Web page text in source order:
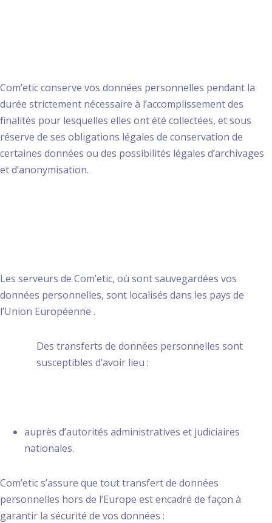
Com’etic conserve vos données personnelles pendant la
durée strictement nécessaire à l’accomplissement des
finalités pour lesquelles elles ont été collectées, et sous
réserve de ses obligations légales de conservation de
certaines données ou des possibilités légales d’archivages
et d’anonymisation.
Les serveurs de Com’etic, où sont sauvegardées vos
données personnelles, sont localisés dans les pays de
l’Union Européenne .
Des transferts de données personnelles sont
susceptibles d’avoir lieu :
auprès d’autorités administratives et judiciaires
nationales.
Com’etic s’assure que tout transfert de données
personnelles hors de l’Europe est encadré de façon à
garantir la sécurité de vos données :